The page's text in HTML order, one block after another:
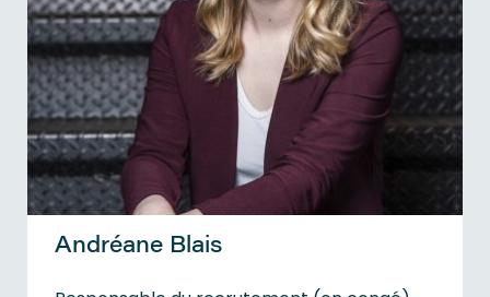
Andréane Blais